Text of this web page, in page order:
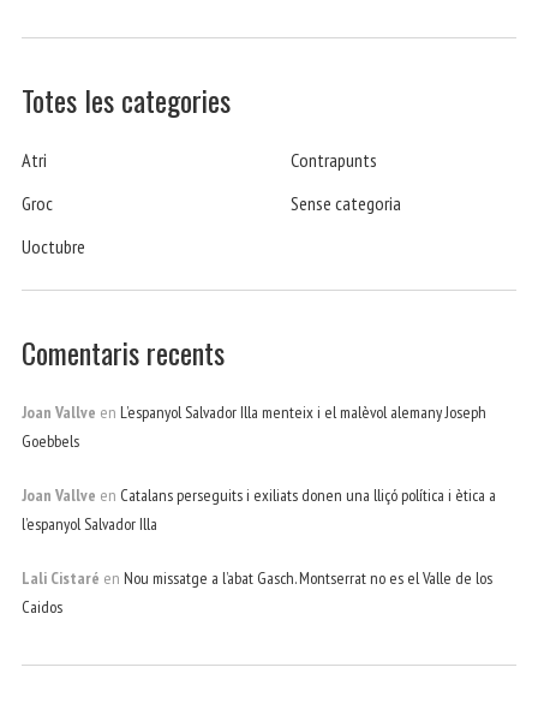
Totes les categories
Atri
Contrapunts
Groc
Sense categoria
Uoctubre
Comentaris recents
Joan Vallve en L’espanyol Salvador Illa menteix i el malèvol alemany Joseph
Goebbels
Joan Vallve en Catalans perseguits i exiliats donen una lliçó política i ètica a
l’espanyol Salvador Illa
Lali Cistaré en Nou missatge a l’abat Gasch. Montserrat no es el Valle de los
Caidos